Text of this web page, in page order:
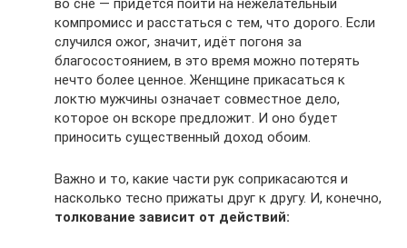
во сне — придётся пойти на нежелательный
компромисс и расстаться с тем, что дорого. Если
случился ожог, значит, идёт погоня за
благосостоянием, в это время можно потерять
нечто более ценное. Женщине прикасаться к
локтю мужчины означает совместное дело,
которое он вскоре предложит. И оно будет
приносить существенный доход обоим.
Важно и то, какие части рук соприкасаются и
насколько тесно прижаты друг к другу. И, конечно,
толкование зависит от действий: